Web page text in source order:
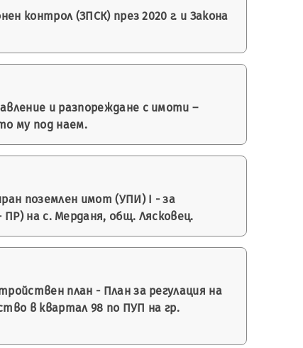
контрол (ЗПСК) през 2020 г. и Закона
и разпореждане с имоти –
му под наем.
поземлен имот (УПИ) І - за
на с. Мерданя, общ. Лясковец.
план - План за регулация на
в квартал 98 по ПУП на гр.